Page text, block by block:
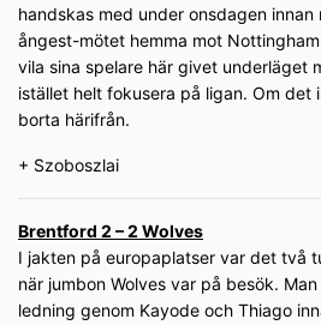
handskas med under onsdagen innan
ångest-mötet hemma mot
vila sina spelare här givet underläget
istället helt fokusera på ligan. Om det
borta härifrån.
+ Szoboszlai
Brentford 2 – 2 Wolves
I jakten på europaplatser var det två
när jumbon Wolves var på besök.
ledning genom Kayode och Thiago